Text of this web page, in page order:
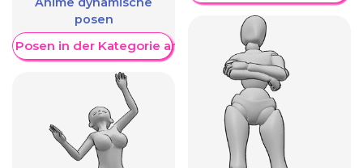
posen
Posen in der Kategorie anzeigen